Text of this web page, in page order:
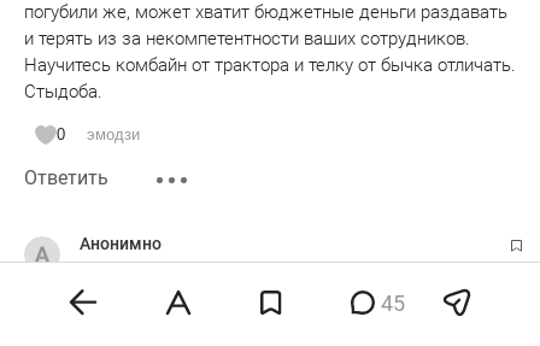
погубили же, может хватит бюджетные деньги раздавать
и терять из за некомпетентности ваших сотрудников.
Научитесь комбайн от трактора и телку от бычка отличать.
Стыдоба.
0 эмодзи
Ответить
Анонимно
6 Октября 201714:23
Йомшак жэя.... 45